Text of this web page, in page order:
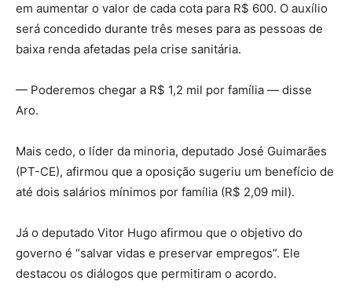
em aumentar o valor de cada cota para R$ 600. O auxílio
será concedido durante três meses para as pessoas de
baixa renda afetadas pela crise sanitária.
— Poderemos chegar a R$ 1,2 mil por família — disse
Aro.
Mais cedo, o líder da minoria, deputado José Guimarães
(PT-CE), afirmou que a oposição sugeriu um benefício de
até dois salários mínimos por família (R$ 2,09 mil).
Já o deputado Vitor Hugo afirmou que o objetivo do
governo é “salvar vidas e preservar empregos”. Ele
destacou os diálogos que permitiram o acordo.